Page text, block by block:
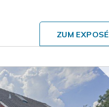
ZUM EXPOSÉ